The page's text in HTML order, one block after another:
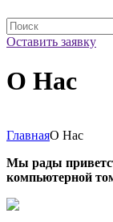
Оставить заявку
О Нас
ГлавнаяО Нас
Мы рады
компьютерной